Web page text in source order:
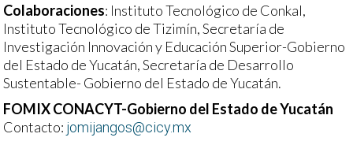
Colaboraciones: Instituto Tecnológico de Conkal,
Instituto Tecnológico de Tizimín, Secretaría de
Investigación Innovación y Educación Superior-Gobierno
del Estado de Yucatán, Secretaría de Desarrollo
Sustentable- Gobierno del Estado de Yucatán.
FOMIX CONACYT-Gobierno del Estado de Yucatán
Contacto: jomijangos@cicy.mx